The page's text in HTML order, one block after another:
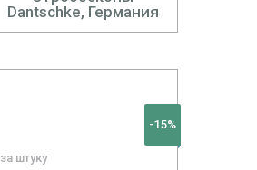
Dantschke, Германия
-15%
за штуку